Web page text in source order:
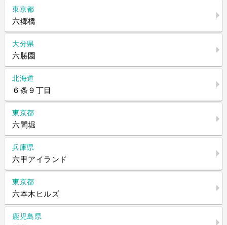
東京都
六郷橋
大分県
六勝園
北海道
６条９丁目
東京都
六間堀
兵庫県
六甲アイランド
東京都
六本木ヒルズ
鹿児島県